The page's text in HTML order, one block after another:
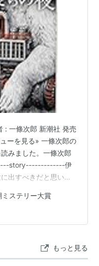
: 一條次郎 新潮社 発売
ーを見る» 一條次郎の
みました。一條次郎
story-------------伊
出すべきだと思いま
気に入っています」
潮ミステリー大賞受
本がシロクマを目撃し
せ」…
ミステリー大賞
もっと見る